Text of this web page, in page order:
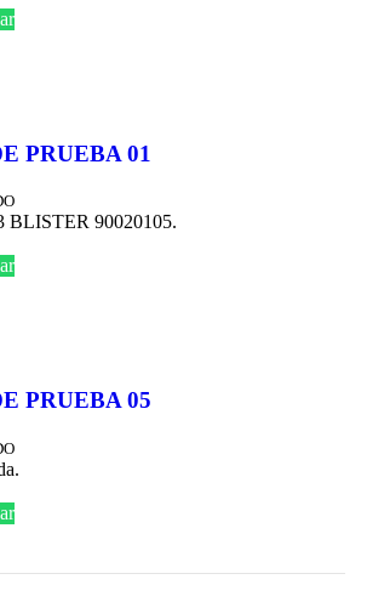
PRUEBA 01
90020105.
PRUEBA 05